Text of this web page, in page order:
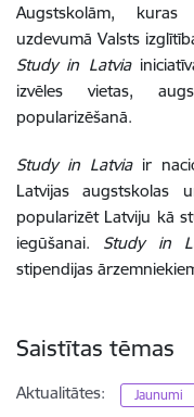
Augstskolām, kuras
uzdevumā Valsts
Study in Latvia
izvēles vietas,
popularizēšanā.
Study in Latviair
Latvijas
popularizēt Latviju kā
iegūšanai. Study in
stipendijas
Saistītas tēmas
Aktualitātes: Jaunumi